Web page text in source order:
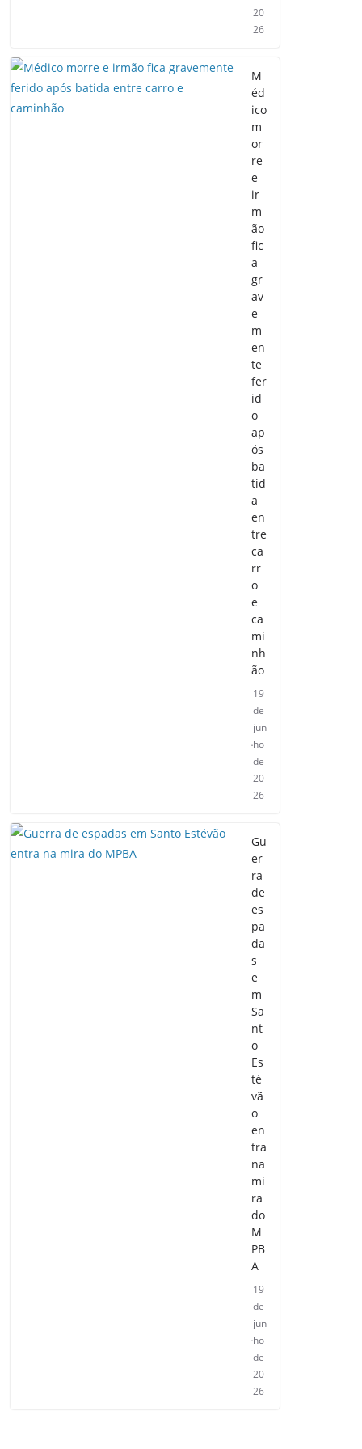
20
26
M
éd
ico
m
or
re
e
ir
m
ão
fic
a
gr
av
e
m
en
te
fer
id
o
ap
ós
ba
tid
a
en
tre
ca
rr
o
e
ca
mi
nh
ão
19
de
jun
ho
de
20
26
Gu
er
ra
de
es
pa
da
s
e
m
Sa
nt
o
Es
té
vã
o
en
tra
na
mi
ra
do
M
PB
A
19
de
jun
ho
de
20
26